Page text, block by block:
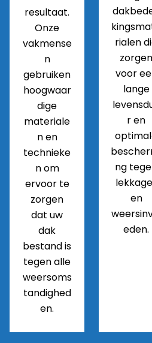
resultaat.
Onze
vakmense
n
gebruiken
hoogwaar
dige
materiale
n en
technieke
n om
ervoor te
zorgen
dat uw
dak
bestand is
tegen alle
weersoms
tandighed
en.
rialen
zorgen
voor
lange
r en
ng
en
eden.